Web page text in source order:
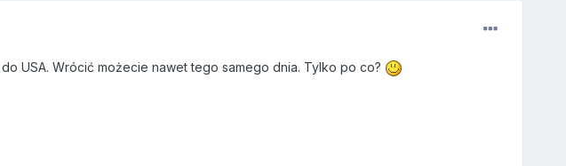
USA. Wrócić możecie nawet tego samego dnia. Tylko po co?